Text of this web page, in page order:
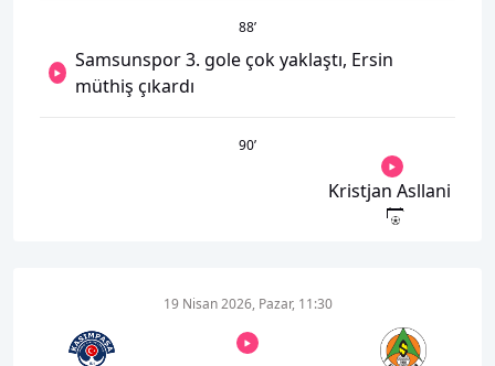
88’
Samsunspor 3. gole çok yaklaştı, Ersin
müthiş çıkardı
90’
Kristjan Asllani
19 Nisan 2026, Pazar, 11:30